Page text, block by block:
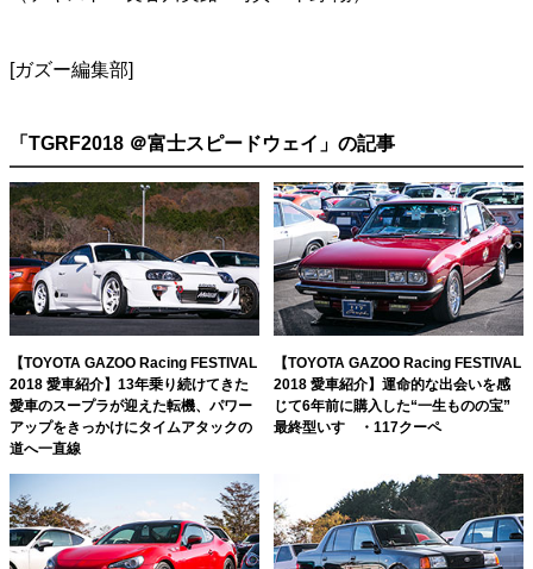
[ガズー編集部]
「TGRF2018 ＠富士スピードウェイ」の記事
【TOYOTA GAZOO Racing FESTIVAL
2018 愛車紹介】13年乗り続けてきた
愛車のスープラが迎えた転機、パワー
アップをきっかけにタイムアタックの
道へ一直線
【TOYOTA GAZOO Racing FESTIVAL
2018 愛車紹介】運命的な出会いを感
じて6年前に購入した“一生ものの宝”
最終型いすゞ・117クーペ